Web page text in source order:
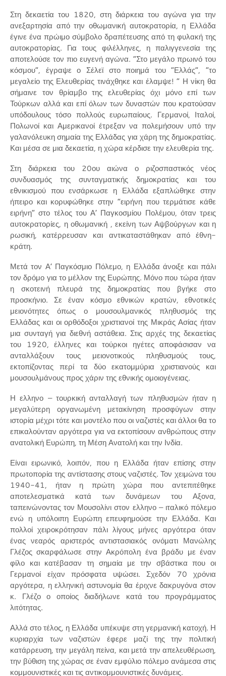
Στη δεκαετία του 1820, στη διάρκεια του αγώνα για την
ανεξαρτησία από την οθωμανική αυτοκρατορία, η Ελλάδα
έγινε ένα πρώιμο σύμβολο δραπέτευσης από τη φυλακή της
αυτοκρατορίας. Για τους φιλέλληνες, η παλιγγενεσία της
αποτελούσε τον πιο ευγενή αγώνα. “Στο μεγάλο πρωινό του
κόσμου”, έγραψε ο Σέλεϊ στο ποιημά του “Ελλάς”, “το
μεγαλείο της Ελευθερίας τινάχθηκε και έλαμψε! ” Η νίκη θα
σήμαινε τον θρίαμβο της ελευθερίας όχι μόνο επί των
Τούρκων αλλά και επί όλων των δυναστών που κρατούσαν
υπόδουλους τόσο πολλούς ευρωπαίους. Γερμανοί, Ιταλοί,
Πολωνοί και Αμερικανοί έτρεξαν να πολεμήσουν υπό την
γαλανόλευκη σημαία της Ελλάδας για χάρη της δημοκρατίας.
Και μέσα σε μια δεκαετία, η χώρα κέρδισε την ελευθερία της.
Στη διάρκεια του 20ου αιώνα ο ριζοσπαστικός νέος
συνδυασμός της συνταγματικής δημοκρατίας και του
εθνικισμού που ενσάρκωσε η Ελλάδα εξαπλώθηκε στην
ήπειρο και κορυφώθηκε στην “ειρήνη που τερμάτισε κάθε
ειρήνη” στο τέλος του Α’ Παγκοσμίου Πολέμου, όταν τρεις
αυτοκρατορίες, η οθωμανική , εκείνη των Αψβούργων και η
ρωσική, κατέρρευσαν και αντικαταστάθηκαν από έθνη-
κράτη.
Μετά τον Α’ Παγκόσμιο Πόλεμο, η Ελλάδα άνοιξε και πάλι
τον δρόμο για το μέλλον της Ευρώπης. Μόνο που τώρα ήταν
η σκοτεινή πλευρά της δημοκρατίας που βγήκε στο
προσκήνιο. Σε έναν κόσμο εθνικών κρατών, εθνοτικές
μειονότητες όπως ο μουσουλμανικός πληθυσμός της
Ελλάδας και οι ορθόδοξοι χριστιανοί της Μικράς Ασίας ήταν
μια συνταγή για διεθνή αστάθεια. Στις αρχές της δεκαετίας
του 1920, έλληνες και τούρκοι ηγέτες αποφάσισαν να
ανταλλάξουν τους μειονοτικούς πληθυσμούς τους,
εκτοπίζοντας περί τα δύο εκατομμύρια χριστιανούς και
μουσουλμάνους προς χάριν της εθνικής ομοιογένειας.
Η ελληνο – τουρκική ανταλλαγή των πληθυσμών ήταν η
μεγαλύτερη οργανωμένη μετακίνηση προσφύγων στην
ιστορία μέχρι τότε και μοντέλο που οι ναζιστές και άλλοι θα το
επικαλούνταν αργότερα για να εκτοπίσουν ανθρώπους στην
ανατολική Ευρώπη, τη Μέση Ανατολή και την Ινδία.
Είναι ειρωνικό, λοιπόν, που η Ελλάδα ήταν επίσης στην
πρωτοπορία της αντίστασης στους ναζιστές. Τον χειμώνα του
1940-41, ήταν η πρώτη χώρα που αντεπιτέθηκε
αποτελεσματικά κατά των δυνάμεων του Αξονα,
ταπεινώνοντας τον Μουσολίνι στον ελληνο – ιταλικό πόλεμο
ενώ η υπόλοιπη Ευρώπη επευφημούσε την Ελλάδα. Και
πολλοί χειροκρότησαν πάλι λίγους μήνες αργότερα όταν
ένας νεαρός αριστερός αντιστασιακός ονόματι Μανώλης
Γλέζος σκαρφάλωσε στην Ακρόπολη ένα βράδυ με έναν
φίλο και κατέβασαν τη σημαία με την σβάστικα που οι
Γερμανοί είχαν πρόσφατα υψώσει. Σχεδόν 70 χρόνια
αργότερα, η ελληνική αστυνομία θα έριχνε δακρυγόνα στον
κ. Γλέζο ο οποίος διαδήλωνε κατά του προγράμματος
λιτότητας.
Αλλά στο τέλος, η Ελλάδα υπέκυψε στη γερμανική κατοχή. Η
κυριαρχία των ναζιστών έφερε μαζί της την πολιτική
κατάρρευση, την μεγάλη πείνα, και μετά την απελευθέρωση,
την βύθιση της χώρας σε έναν εμφύλιο πόλεμο ανάμεσα στις
κομμουνιστικές και τις αντικομμουνιστικές δυνάμεις.